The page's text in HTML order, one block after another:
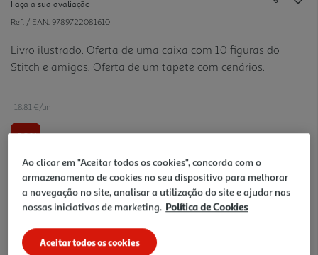
Faça a sua avaliação
Ref. / EAN: 9789722081610
Livro ilustrado. Oferta de uma caixa com 10 figuras do
Stitch e amigos. Oferta de um tapete com cenários.
18.81 €/un
-10%
20,90 €PVP de editor
18,81 €
Ao clicar em "Aceitar todos os cookies", concorda com o
armazenamento de cookies no seu dispositivo para melhorar
a navegação no site, analisar a utilização do site e ajudar nas
nossas iniciativas de marketing. Política de Cookies
Aceitar todos os cookies